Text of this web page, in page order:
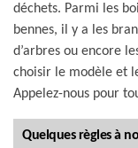
déchets. Parmi les
bennes, il y a les
d’arbres ou encore
choisir le modèle et
Appelez-nous pour
Quelques règles à